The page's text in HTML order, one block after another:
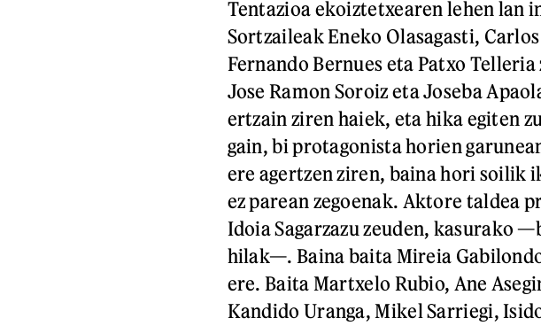
Tentazioa ekoiztetxearen lehen lan
Sortzaileak Eneko Olasagasti,
Fernando Bernues eta Patxo
Jose Ramon Soroiz eta Joseba
ertzain ziren haiek, eta hika egiten
gain, bi protagonista horien
ere agertzen ziren, baina hori soilik
ez parean zegoenak. Aktore taldea
Idoia Sagarzazu zeuden, kasurako
hilak—. Baina baita Mireia
ere. Baita Martxelo Rubio, Ane
Kandido Uranga, Mikel Sarriegi,